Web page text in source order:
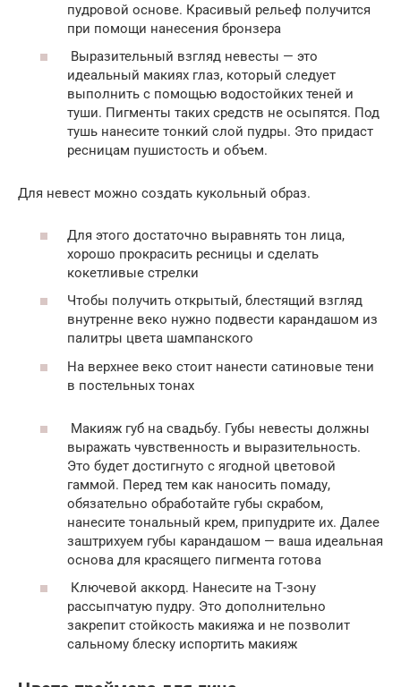
пудровой основе. Красивый рельеф получится
при помощи нанесения бронзера
Выразительный взгляд невесты — это
идеальный макиях глаз, который следует
выполнить с помощью водостойких теней и
туши. Пигменты таких средств не осыпятся. Под
тушь нанесите тонкий слой пудры. Это придаст
ресницам пушистость и объем.
Для невест можно создать кукольный образ.
Для этого достаточно выравнять тон лица,
хорошо прокрасить ресницы и сделать
кокетливые стрелки
Чтобы получить открытый, блестящий взгляд
внутренне веко нужно подвести карандашом из
палитры цвета шампанского
На верхнее веко стоит нанести сатиновые тени
в постельных тонах
Макияж губ на свадьбу. Губы невесты должны
выражать чувственность и выразительность.
Это будет достигнуто с ягодной цветовой
гаммой. Перед тем как наносить помаду,
обязательно обработайте губы скрабом,
нанесите тональный крем, припудрите их. Далее
заштрихуем губы карандашом — ваша идеальная
основа для красящего пигмента готова
Ключевой аккорд. Нанесите на Т-зону
рассыпчатую пудру. Это дополнительно
закрепит стойкость макияжа и не позволит
сальному блеску испортить макияж